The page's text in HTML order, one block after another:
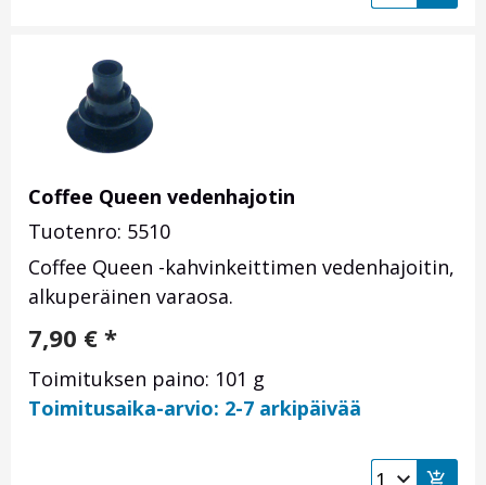
Coffee Queen vedenhajotin
Tuotenro: 5510
Coffee Queen -kahvinkeittimen vedenhajoitin,
alkuperäinen varaosa.
7,90 € *
Toimituksen paino: 101 g
Toimitusaika-arvio: 2-7 arkipäivää